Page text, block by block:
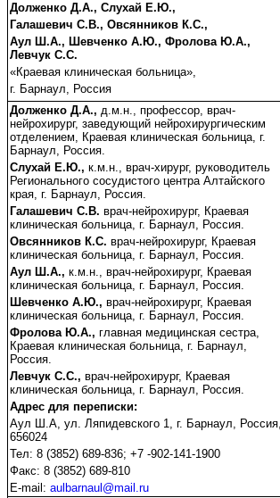
Долженко Д.А., Слухай Е.Ю.,
Галашевич С.В., Овсянников К.С.,
Аул Ш.А., Шевченко А.Ю., Фролова Ю.А.,
Левчук С.С.
«Краевая клиническая больница»,
г. Барнаул, Россия
Долженко Д.А.,д.м.н., профессор, врач-
нейрохирург, заведующий нейрохирургическим
отделением, Краевая клиническая больница, г.
Барнаул, Россия.
Слухай Е.Ю.,к.м.н., врач-хирург, руководитель
Регионального сосудистого центра Алтайского
края, г. Барнаул, Россия.
Галашевич С.В.врач-нейрохирург, Краевая
клиническая больница, г. Барнаул, Россия.
Овсянников К.С.врач-нейрохирург, Краевая
клиническая больница, г. Барнаул, Россия.
Аул Ш.А.,к.м.н., врач-нейрохирург, Краевая
клиническая больница, г. Барнаул, Россия.
Шевченко А.Ю.,врач-нейрохирург, Краевая
клиническая больница, г. Барнаул, Россия.
Фролова Ю.А., главная медицинская сестра,
Краевая клиническая больница, г. Барнаул,
Россия.
Левчук С.С.,врач-нейрохирург, Краевая
клиническая больница, г. Барнаул, Россия.
Адрес для переписки:
Аул Ш.А, ул. Ляпидевского 1, г. Барнаул, Россия,
656024
Тел: 8 (3852) 689-836; +7 -902-141-1900
Факс: 8 (3852) 689-810
Е-mail:aulbarnaul@mail.ru